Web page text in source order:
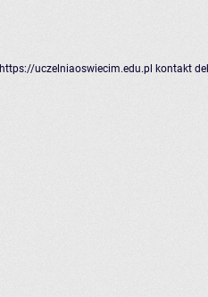
https://uczelniaoswiecim.edu.pl kontakt